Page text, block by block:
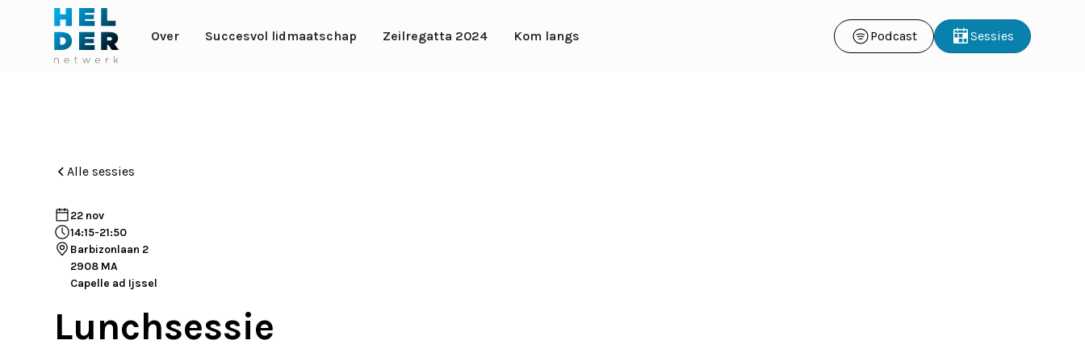
Over Succesvol lidmaatschap Zeilregatta 2024 Kom langs Podcast Sessies
Alle sessies
22 nov
14:15-21:50
Barbizonlaan 2
2908 MA
Capelle ad Ijssel
Lunchsessie